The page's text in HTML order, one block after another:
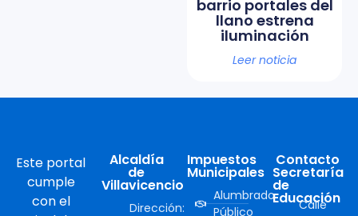
barrio portales del
llano estrena
iluminación
Leer noticia
Este portal
cumple
con el
Alcaldía
de
Villavicencio
Dirección:
Impuestos
Municipales
Alumbrado
Público
Contacto
Secretaría
de
Educación
Calle